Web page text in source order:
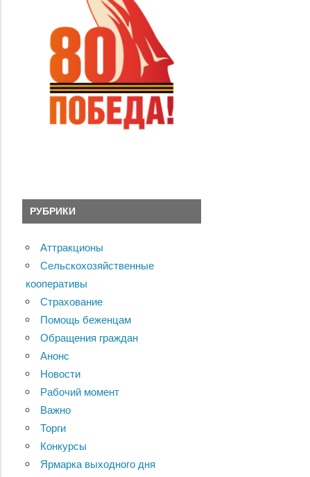
РУБРИКИ
Аттракционы
Сельскохозяйственные
кооперативы
Страхование
Помощь беженцам
Обращения граждан
Анонс
Новости
Рабочий момент
Важно
Торги
Конкурсы
Ярмарка выходного дня